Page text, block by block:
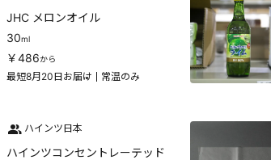
JHC メロンオイル
30ml
￥486から
最短8月20日お届け 常温のみ
ハインツ日本
ハインツコンセントレーテッド